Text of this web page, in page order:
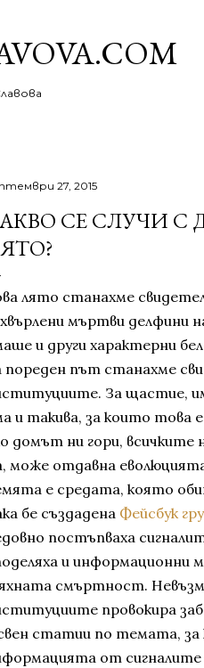
27, 2015
СЕ СЛУЧИ С
лято станахме
мъртви делфини
и други характерни
пореден път станахме
За щастие,
и такива, за които това
домът ни гори, всичките
може отдавна
е средата, която
бе създадена Фейсбук
постъпваха
и информационни
смъртност.
провокира
статии по темата, за
от сигналите